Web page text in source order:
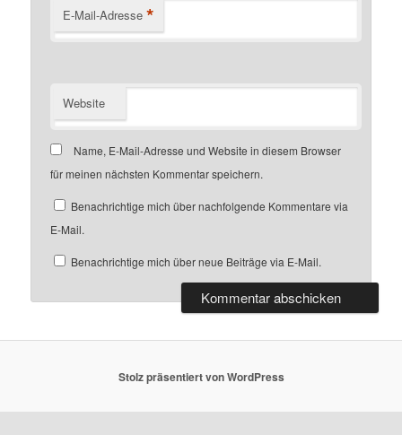
E-Mail-Adresse *
Website
Name, E-Mail-Adresse und Website in diesem Browser
für meinen nächsten Kommentar speichern.
Benachrichtige mich über nachfolgende Kommentare via
E-Mail.
Benachrichtige mich über neue Beiträge via E-Mail.
Stolz präsentiert von WordPress